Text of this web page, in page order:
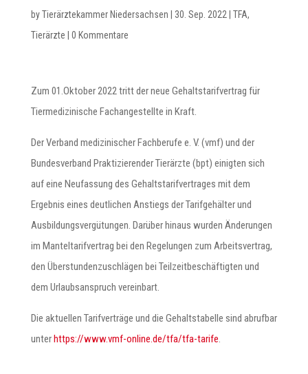
byTierärztekammer Niedersachsen 30. Sep. 2022 TFA,
Tierärzte
0 Kommentare
Zum 01.Oktober 2022 tritt der neue Gehaltstarifvertrag für
Tiermedizinische Fachangestellte in Kraft.
Der Verband medizinischer Fachberufe e. V. (vmf) und der
Bundesverband Praktizierender Tierärzte (bpt) einigten sich
auf eine Neufassung des Gehaltstarifvertrages mit dem
Ergebnis eines deutlichen Anstiegs der Tarifgehälter und
Ausbildungsvergütungen. Darüber hinaus wurden Änderungen
im Manteltarifvertrag bei den Regelungen zum Arbeitsvertrag,
den Überstundenzuschlägen bei Teilzeitbeschäftigten und
dem Urlaubsanspruch vereinbart.
Die aktuellen Tarifverträge und die Gehaltstabelle sind abrufbar
unterhttps://www.vmf-online.de/tfa/tfa-tarife.